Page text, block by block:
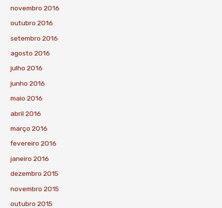
novembro 2016
outubro 2016
setembro 2016
agosto 2016
julho 2016
junho 2016
maio 2016
abril 2016
março 2016
fevereiro 2016
janeiro 2016
dezembro 2015
novembro 2015
outubro 2015